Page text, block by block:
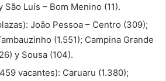
São Luís – Bom Menino (11).
João Pessoa – Centro (309);
(1.551); Campina Grande
y Sousa (104).
vacantes): Caruaru (1.380);